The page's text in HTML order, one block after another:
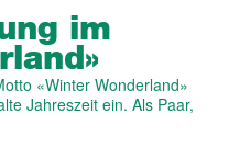
im
«Winter Wonderland»
Jahreszeit ein. Als Paar,